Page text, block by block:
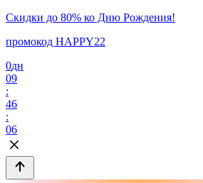
Скидки до 80% ко Дню Рождения!
промокод HAPPY22
0дн
09
:
46
:
06